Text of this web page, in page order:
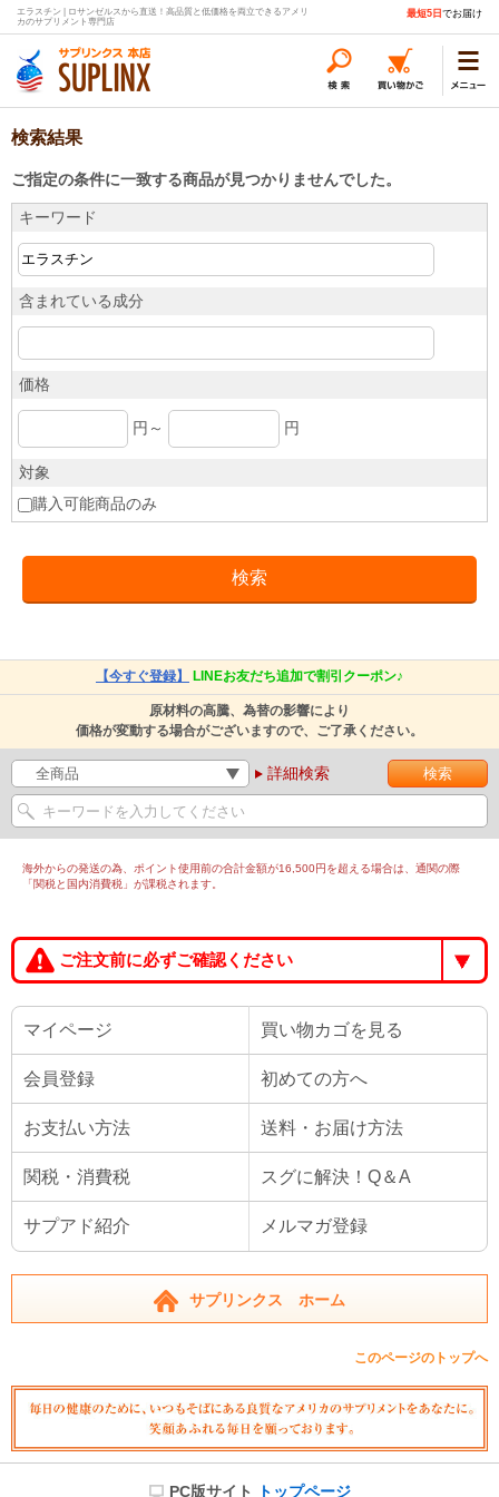
エラスチン | ロサンゼルスから直送！高品質と低価格を両立できるアメリ
カのサプリメント専門店
最短5日 でお届け
検索結果
ご指定の条件に一致する商品が見つかりませんでした。
キーワード
含まれている成分
価格
円～ 円
対象
購入可能商品のみ
【今すぐ登録】 LINEお友だち追加で割引クーポン♪
原材料の高騰、為替の影響により
価格が変動する場合がございますので、ご了承ください。
詳細検索
海外からの発送の為、ポイント使用前の合計金額が16,500円を超える場合は、通関の際
「関税と国内消費税」が課税されます。
ご注文前に必ずご確認ください
マイページ 買い物カゴを見る
会員登録 初めての方へ
お支払い方法 送料・お届け方法
関税・消費税 スグに解決！Q＆A
サプアド紹介 メルマガ登録
サプリンクス ホーム
このページのトップへ
PC版サイト トップページ